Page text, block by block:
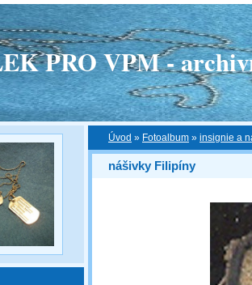
PRO VPM -
Úvod » Fotoalbum » insignie a
nášivky Filipíny